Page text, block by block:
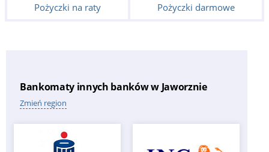
Pożyczki na raty Pożyczki darmowe
Bankomaty innych banków w Jaworznie
Zmień region